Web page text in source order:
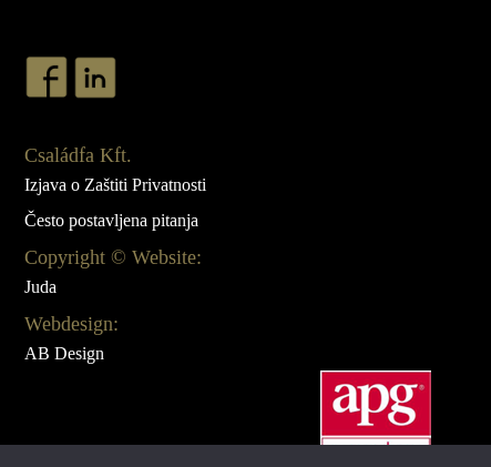
Családfa Kft.
Izjava o Zaštiti Privatnosti
Često postavljena pitanja
Copyright © Website:
Juda
Webdesign:
AB Design